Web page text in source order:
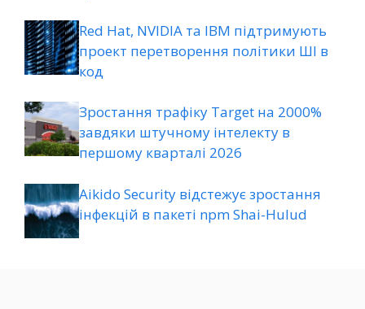
Red Hat, NVIDIA та IBM підтримують
проект перетворення політики ШІ в
код
Зростання трафіку Target на 2000%
завдяки штучному інтелекту в
першому кварталі 2026
Aikido Security відстежує зростання
інфекцій в пакеті npm Shai-Hulud